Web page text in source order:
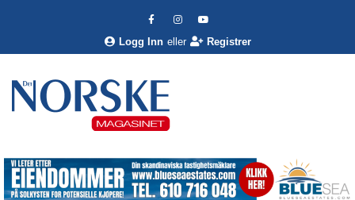
Logg Inn eller Registrer